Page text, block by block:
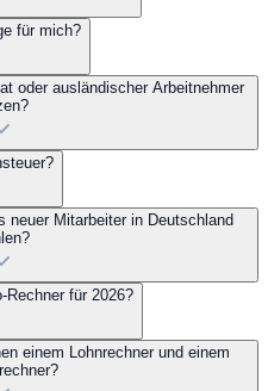
für mich?
oder ausländischer Arbeitnehmer
Mitarbeiter in Deutschland
für 2026?
einem Lohnrechner und einem